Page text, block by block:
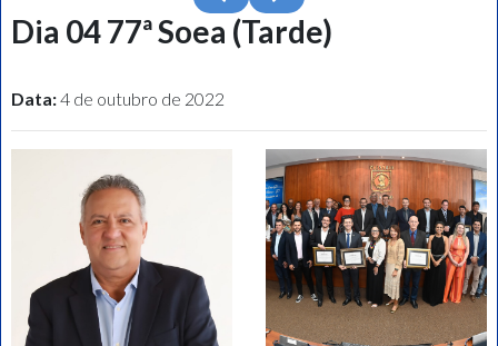
Dia 04 77ª Soea (Tarde)
Data:4 de outubro de 2022